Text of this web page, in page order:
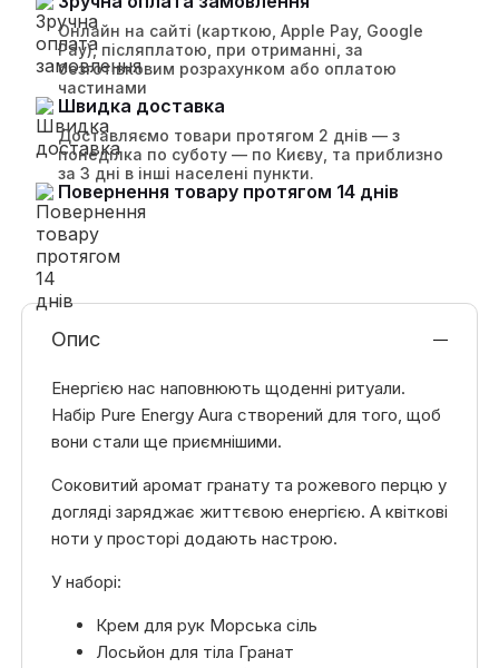
Онлайн на сайті (карткою, Apple Pay, Google
Pay), післяплатою, при отриманні, за
безготівковим розрахунком або оплатою
частинами
Швидка доставка
Доставляємо товари протягом 2 днів — з
понеділка по суботу — по Києву, та приблизно
за 3 дні в інші населені пункти.
Повернення товару протягом 14 днів
Опис
Енергією нас наповнюють щоденні ритуали.
Набір Pure Energy Aurа створений для того, щоб
вони стали ще приємнішими.
Соковитий аромат гранату та рожевого перцю у
догляді заряджає життєвою енергією. А квіткові
ноти у просторі додають настрою.
У наборі:
Крем для рук Морська сіль
Лосьйон для тіла Гранат